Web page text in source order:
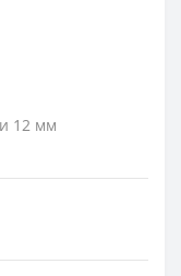
12 мм